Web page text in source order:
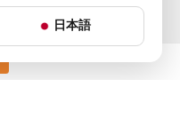
日本語